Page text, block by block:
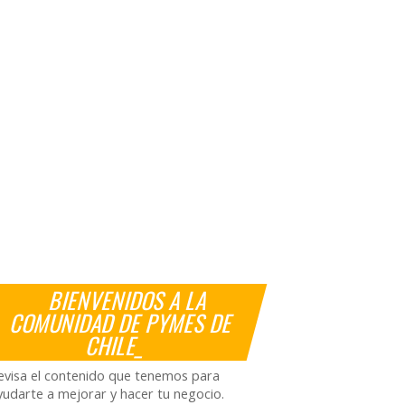
BIENVENIDOS A LA
COMUNIDAD DE PYMES DE
CHILE_
el contenido que tenemos para
a mejorar y hacer tu negocio.